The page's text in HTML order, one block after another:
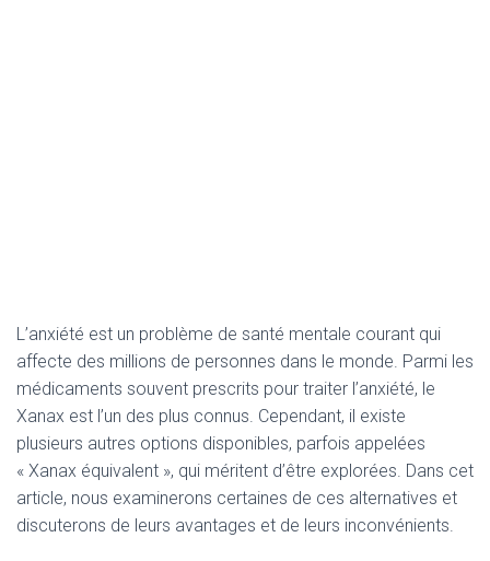
L’anxiété est un problème de santé mentale courant qui
affecte des millions de personnes dans le monde. Parmi les
médicaments souvent prescrits pour traiter l’anxiété, le
Xanax est l’un des plus connus. Cependant, il existe
plusieurs autres options disponibles, parfois appelées
« Xanax équivalent », qui méritent d’être explorées. Dans cet
article, nous examinerons certaines de ces alternatives et
discuterons de leurs avantages et de leurs inconvénients.